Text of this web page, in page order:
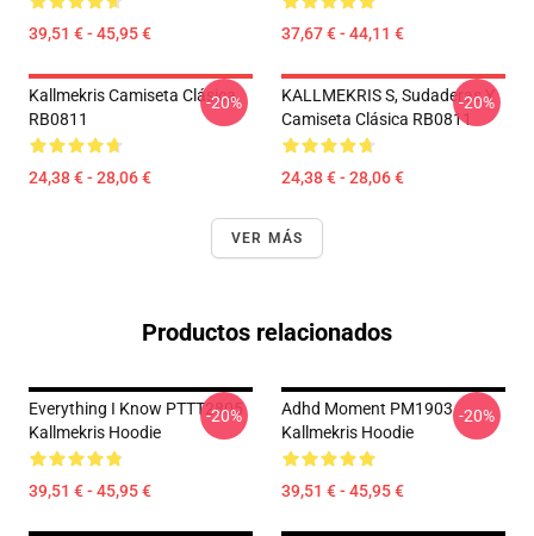
39,51 € - 45,95 € 37,67 € - 44,11 €
Kallmekris Camiseta Clásica
RB0811
24,38 € - 28,06 €
-20%
KALLMEKRIS S, Sudaderas Y
Camiseta Clásica RB0811
24,38 € - 28,06 €
-20%
VER MÁS
Productos relacionados
Everything I Know PTTT2805
Kallmekris Hoodie
39,51 € - 45,95 €
-20%
Adhd Moment PM1903
Kallmekris Hoodie
39,51 € - 45,95 €
-20%